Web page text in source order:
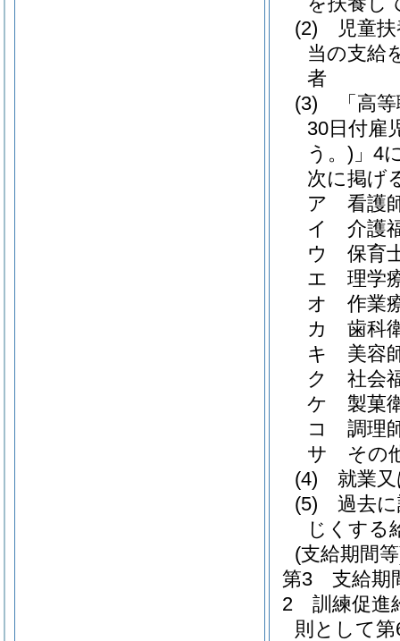
(2) 児童扶
当の支給
者
(3) 「高等
30日付雇
う。) 」4
次に掲げ
ア 看護
イ 介護
ウ 保育
エ 理学
オ 作業
カ 歯科
キ 美容
ク 社会
ケ 製菓
コ 調理
サ その
(4) 就業又
(5) 過去に
じくする
(支給期間
第3 支給期
2 訓練促進
則として